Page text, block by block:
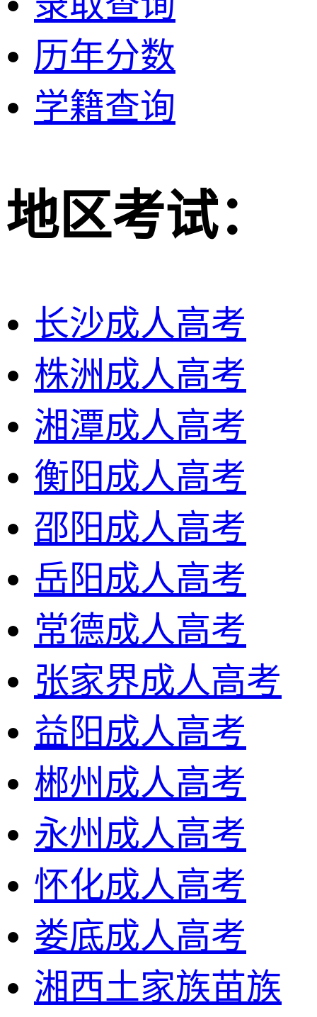
历年分数
学籍查询
地区考试：
长沙成人高考
株洲成人高考
湘潭成人高考
衡阳成人高考
邵阳成人高考
岳阳成人高考
常德成人高考
张家界成人高考
益阳成人高考
郴州成人高考
永州成人高考
怀化成人高考
娄底成人高考
湘西土家族苗族